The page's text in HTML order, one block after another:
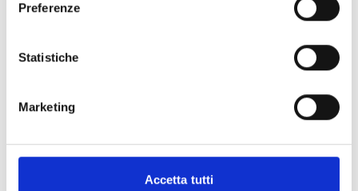
Preferenze
Statistiche
Marketing
Accetta tutti